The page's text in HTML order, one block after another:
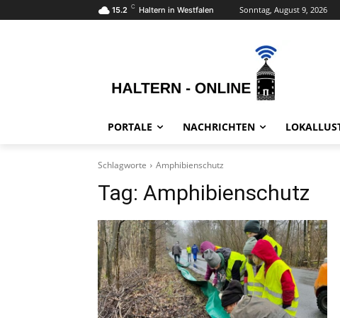
15.2 C Haltern in Westfalen Sonntag, August 9, 2026
PORTALE NACHRICHTEN
Schlagworte Amphibienschutz
Tag: Amphibienschutz